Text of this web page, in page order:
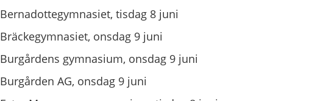
Bernadottegymnasiet, tisdag 8 juni
Bräckegymnasiet, onsdag 9 juni
Burgårdens gymnasium, onsdag 9 juni
Burgården AG, onsdag 9 juni